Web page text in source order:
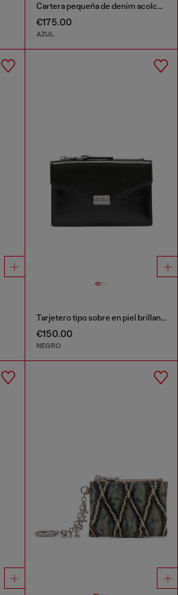
Cartera pequeña de denim acolchado con motivo Argyle
€175.00
AZUL
Tarjetero tipo sobre en piel brillante arrugada
€150.00
NEGRO